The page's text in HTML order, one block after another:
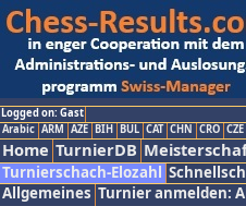
Logged on: Gast
Arabic ARM AZE BIH BUL CAT CHN CRO CZE
Home TurnierDB
Turnierschach-Elozahl
Allgemeines Turnier anmelden: